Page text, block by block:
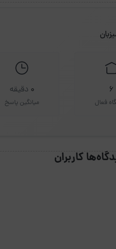
6
فعال
0 دقیقه
میانگین پاسخ
کاربران